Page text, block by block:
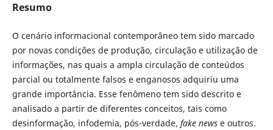
Resumo
O cenário informacional contemporâneo tem sido marcado
por novas condições de produção, circulação e utilização de
informações, nas quais a ampla circulação de conteúdos
parcial ou totalmente falsos e enganosos adquiriu uma
grande importância. Esse fenômeno tem sido descrito e
analisado a partir de diferentes conceitos, tais como
desinformação, infodemia, pós-verdade, fake newse outros.